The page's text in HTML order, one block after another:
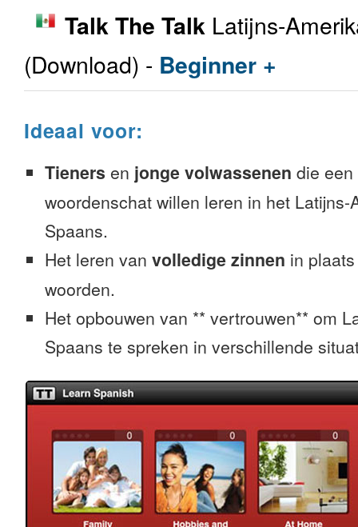
Talk The Talk Latijns-
(Download) - Beginner +
Ideaal voor:
Tieners en jonge volwassenen die
woordenschat willen leren in het Latijns-
Spaans.
Het leren van volledige zinnen in
woorden.
Het opbouwen van ** vertrouwen** om
Spaans te spreken in verschillende